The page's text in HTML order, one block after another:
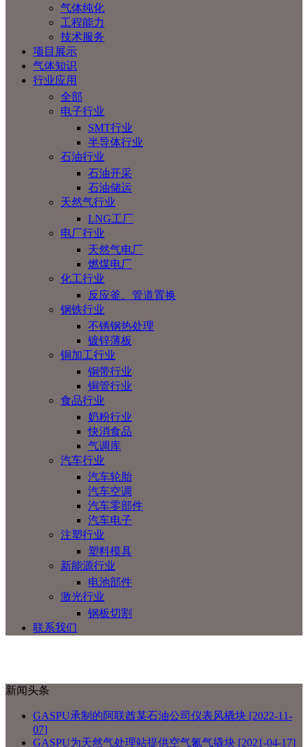
气体纯化
工程能力
技术服务
项目展示
气体知识
行业应用
全部
电子行业
SMT行业
半导体行业
石油行业
石油开采
石油储运
天然气行业
LNG工厂
电厂行业
天然气电厂
燃煤电厂
化工行业
反应釜、管道置换
钢铁行业
不锈钢热处理
镀锌薄板
铜加工行业
铜带行业
铜管行业
食品行业
奶粉行业
快消食品
气调库
汽车行业
汽车轮胎
汽车空调
汽车零部件
汽车电子
注塑行业
塑料模具
新能源行业
电池部件
激光行业
钢板切割
联系我们
新闻头条
GASPU承制的阿联酋某石油公司仪表风橇块 [2022-11-
07]
GASPU为天然气处理站提供空气氮气撬块 [2021-04-17]